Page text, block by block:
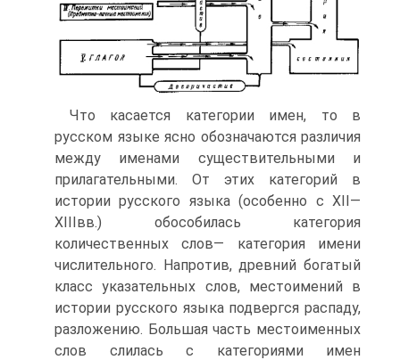
Что касается категории имен, то в
русском языке ясно обозначаются различия
между именами существительными и
прилагательными. От этих категорий в
истории русского языка (особенно с XII—
XIIIвв.) обособилась категория
количественных слов— категория имени
числительного. Напротив, древний богатый
класс указательных слов, местоимений в
истории русского языка подвергся распаду,
разложению. Большая часть местоименных
слов слилась с категориями имен